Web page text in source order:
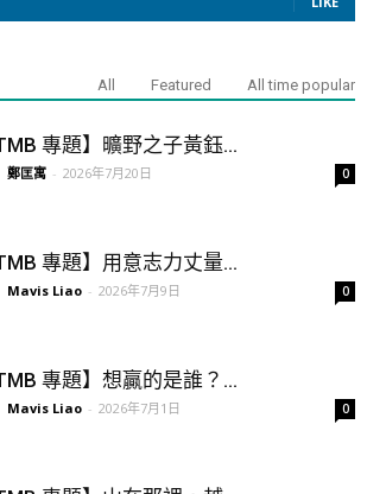
All Featured All time popular
專題】曠野之子黃鈺...
鄭匡寓 - 2026年7月20日 0
專題】用意志力丈量...
Mavis Liao - 2026年7月9日 0
專題】想贏的是誰？...
Mavis Liao - 2026年7月1日 0